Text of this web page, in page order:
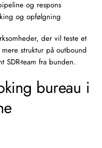
og respons
og opfølgning
der vil teste et
struktur på outbound
SDR-team fra bunden.
bureau i